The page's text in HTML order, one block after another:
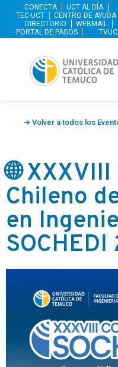
CONECTA
UCT AL DÍA
TEC-UCT
CENTRO DE AYUDA
DIRECTORIO
WEBMAIL
PORTAL DE PAGOS
➜ Volver a todos los
🌐
Chileno
en